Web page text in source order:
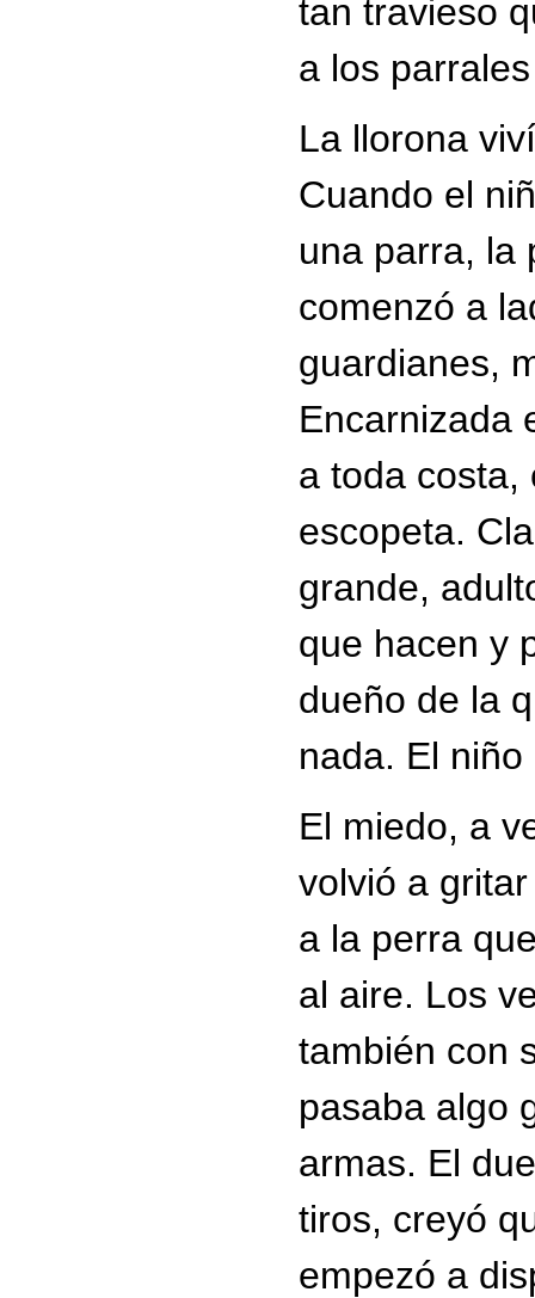
tan travieso
a los
La llorona
Cuando el
una parra, la
comenzó a
guardianes,
Encarnizada
a toda costa,
escopeta.
grande,
que hacen y
dueño de la
nada. El
El miedo, a
volvió a
a la perra
al aire. Los
también con
pasaba algo
armas. El
tiros, creyó
empezó a